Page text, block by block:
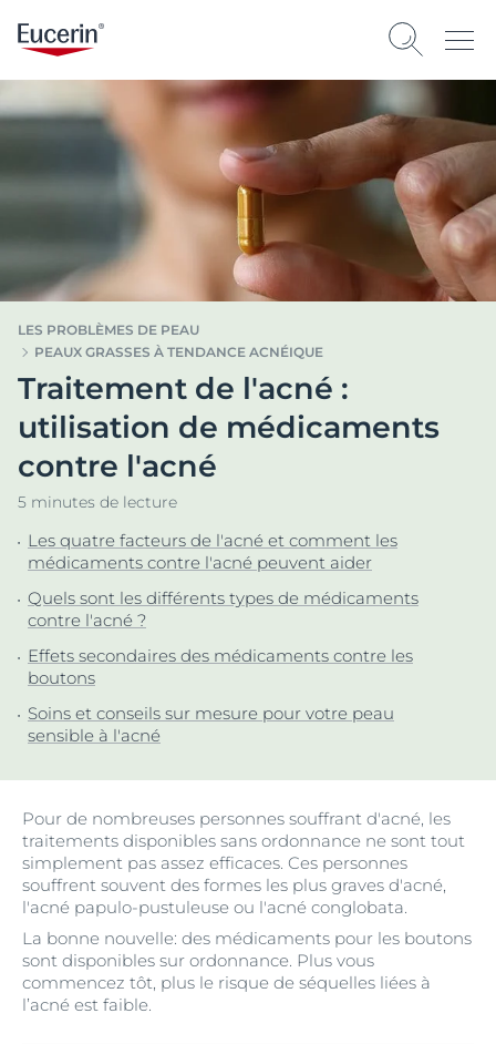
LES PROBLÈMES DE PEAU
PEAUX GRASSES À TENDANCE ACNÉIQUE
Traitement de l'acné :
utilisation de médicaments
contre l'acné
5 minutes de lecture
Les quatre facteurs de l'acné et comment les
médicaments contre l'acné peuvent aider
Quels sont les différents types de médicaments
contre l'acné ?
Effets secondaires des médicaments contre les
boutons
Soins et conseils sur mesure pour votre peau
sensible à l'acné
Pour de nombreuses personnes souffrant d'acné, les
traitements disponibles sans ordonnance ne sont tout
simplement pas assez efficaces. Ces personnes
souffrent souvent des formes les plus graves d'acné,
l'acné papulo-pustuleuse ou l'acné conglobata.
La bonne nouvelle: des médicaments pour les boutons
sont disponibles sur ordonnance. Plus vous
commencez tôt, plus le risque de séquelles liées à
l’acné est faible.